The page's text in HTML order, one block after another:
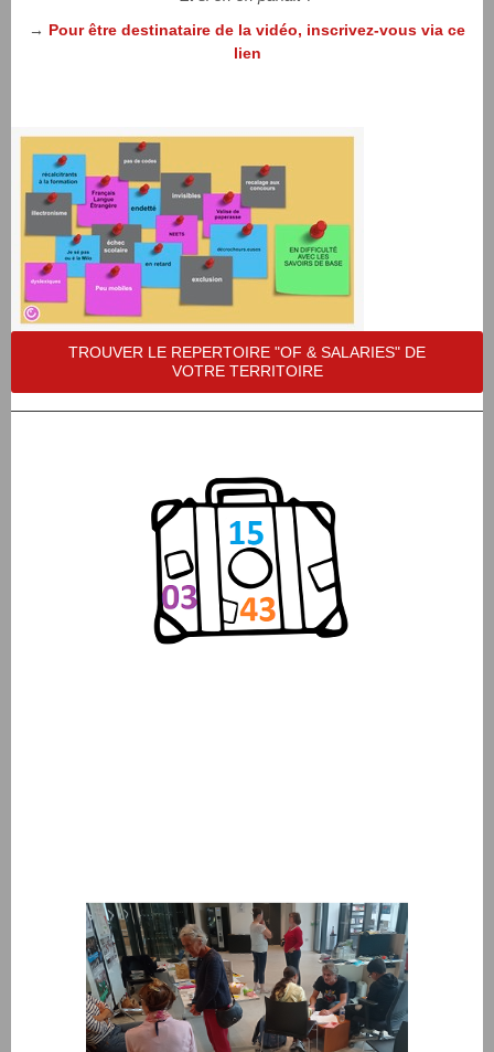
→ Pour être destinataire de la vidéo, inscrivez-vous via ce
lien
TROUVER LE REPERTOIRE "OF & SALARIES" DE
VOTRE TERRITOIRE